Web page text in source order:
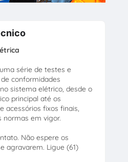
série de testes e
conformidades
sistema elétrico, desde o
principal até os
acessórios fixos finais,
normas em vigor.
Não espere os
agravarem. Ligue (61)